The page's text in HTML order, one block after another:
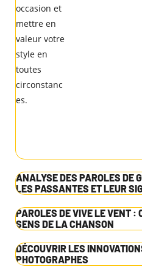
ANALYSE DES PAROLES DE
LES PASSANTES ET LEUR
PAROLES DE VIVE LE VENT :
SENS DE LA CHANSON
DÉCOUVRIR LES
PHOTOGRAPHES